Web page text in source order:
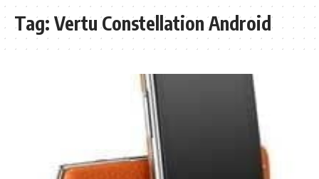
Tag: Vertu Constellation Android